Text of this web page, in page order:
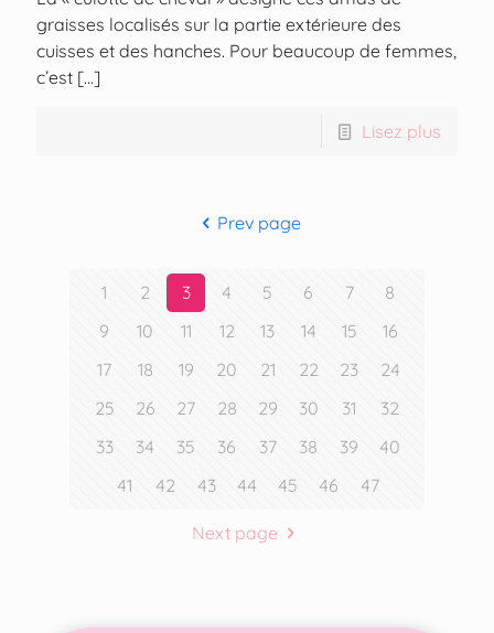
graisses localisés sur la partie extérieure des
cuisses et des hanches. Pour beaucoup de femmes,
c’est […]
Lisez plus
Prev page
1 2 3 4 5 6 7
8
9
10 11 12 13 14 15
16
17
18 19 20 21 22 23
24
25
26 27 28 29 30 31
32
33
34 35 36 37 38 39
40
41
42 43 44 45 46 47
Next page